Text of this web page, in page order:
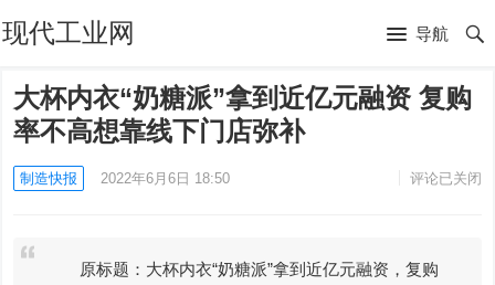
现代工业网 导航
大杯内衣“奶糖派”拿到近亿元融资 复购
率不高想靠线下门店弥补
制造快报 2022年6月6日 18:50 评论已关闭
原标题：大杯内衣“奶糖派”拿到近亿元融资，复购